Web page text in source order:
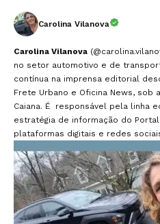
Carolina Vilanova
Carolina Vilanova
no setor automotivo e de
contínua na imprensa editorial
Frete Urbano e Oficina News, sob
Caiana. É responsável pela linha
estratégia de informação do
plataformas digitais e redes